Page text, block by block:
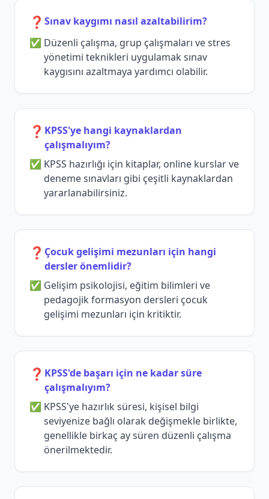
❓ Sınav kaygımı nasıl azaltabilirim?
Düzenli çalışma, grup çalışmaları ve stres
yönetimi teknikleri uygulamak sınav
kaygısını azaltmaya yardımcı olabilir.
❓ KPSS'ye hangi kaynaklardan
çalışmalıyım?
KPSS hazırlığı için kitaplar, online kurslar ve
deneme sınavları gibi çeşitli kaynaklardan
yararlanabilirsiniz.
❓ Çocuk gelişimi mezunları için hangi
dersler önemlidir?
Gelişim psikolojisi, eğitim bilimleri ve
pedagojik formasyon dersleri çocuk
gelişimi mezunları için kritiktir.
❓ KPSS'de başarı için ne kadar süre
çalışmalıyım?
KPSS'ye hazırlık süresi, kişisel bilgi
seviyenize bağlı olarak değişmekle birlikte,
genellikle birkaç ay süren düzenli çalışma
önerilmektedir.